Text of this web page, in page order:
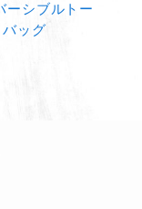
シブルトー
バッグ